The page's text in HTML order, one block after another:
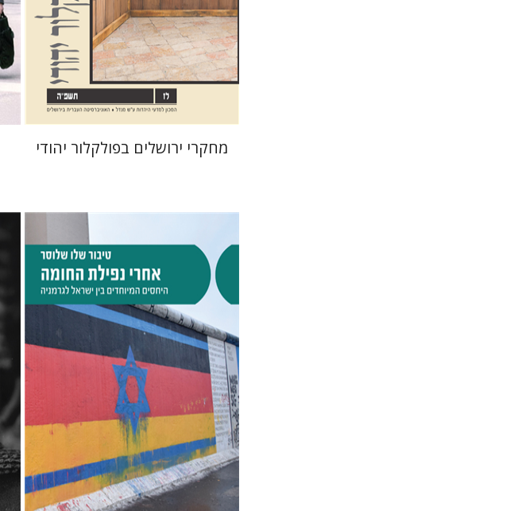
הנחת אתר ספר מודפס
$35
$32
מחקרי ירושלים בפולקלור יהודי
טיבור שלו שלוסר
הנחת אתר ספר מודפס
$42
$38